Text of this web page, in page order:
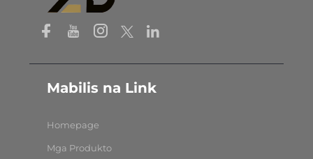
Mabilis na Link
Homepage
Mga Produkto